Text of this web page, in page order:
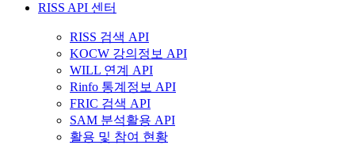
RISS API 센터
RISS 검색 API
KOCW 강의정보 API
WILL 연계 API
Rinfo 통계정보 API
FRIC 검색 API
SAM 분석활용 API
활용 및 참여 현황